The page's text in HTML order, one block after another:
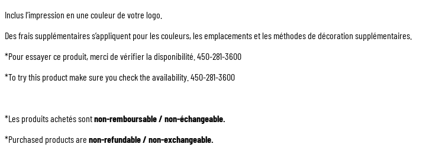
Inclus l’impression en une couleur de votre logo.
Des frais supplémentaires s’appliquent pour les couleurs, les emplacements et les méthodes de décoration supplémentaires.
*Pour essayer ce produit, merci de vérifier la disponibilité. 450-281-3600
*To try this product make sure you check the availability. 450-281-3600
*Les produits achetés sontnon-remboursable / non-échangeable.
*Purchased products are non-refundable / non-exchangeable.